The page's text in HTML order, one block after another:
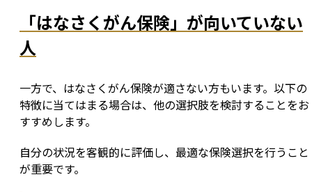
「はなさくがん保険」が向いていない
人
一方で、はなさくがん保険が適さない方もいます。以下の
特徴に当てはまる場合は、他の選択肢を検討することをお
すすめします。
自分の状況を客観的に評価し、最適な保険選択を行うこと
が重要です。